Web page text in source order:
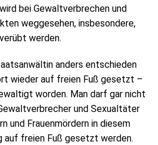
bei Gewaltverbrechen und
weggesehen, insbesondere,
werden.
anders entschieden
wieder auf freien Fuß gesetzt –
worden. Man darf gar nicht
und Sexualtäter
und Frauenmördern in diesem
auf freien Fuß gesetzt werden.